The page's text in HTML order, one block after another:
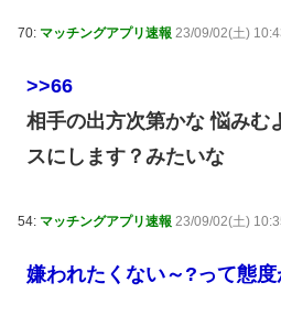
70: マッチングアプリ速報 23/09/02(土)
>>66
相手の出方次第かな 悩みむ
スにします？みたいな
54: マッチングアプリ速報 23/09/02(土)
嫌われたくない～?って態